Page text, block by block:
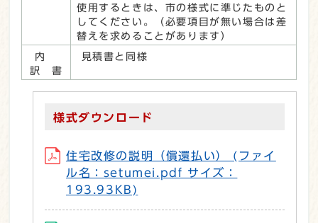
使用するときは、市の様式に準じたものと
してください。（必要項目が無い場合は差
替えを求めることがあります）
内
訳 書
見積書と同様
様式ダウンロード
住宅改修の説明（償還払い） (ファイ
ル名：setumei.pdf サイズ：
193.93KB)